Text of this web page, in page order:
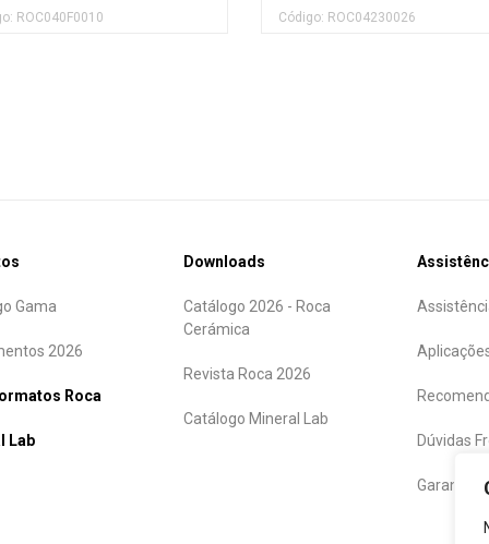
ROC040F0010 Código: ROC04230026
Gama
2026
Roca
Lab
Downloads
Catálogo 2026 - Roca
Cerámica
Revista Roca 2026
Catálogo Mineral Lab
Dúvidas
Garantias